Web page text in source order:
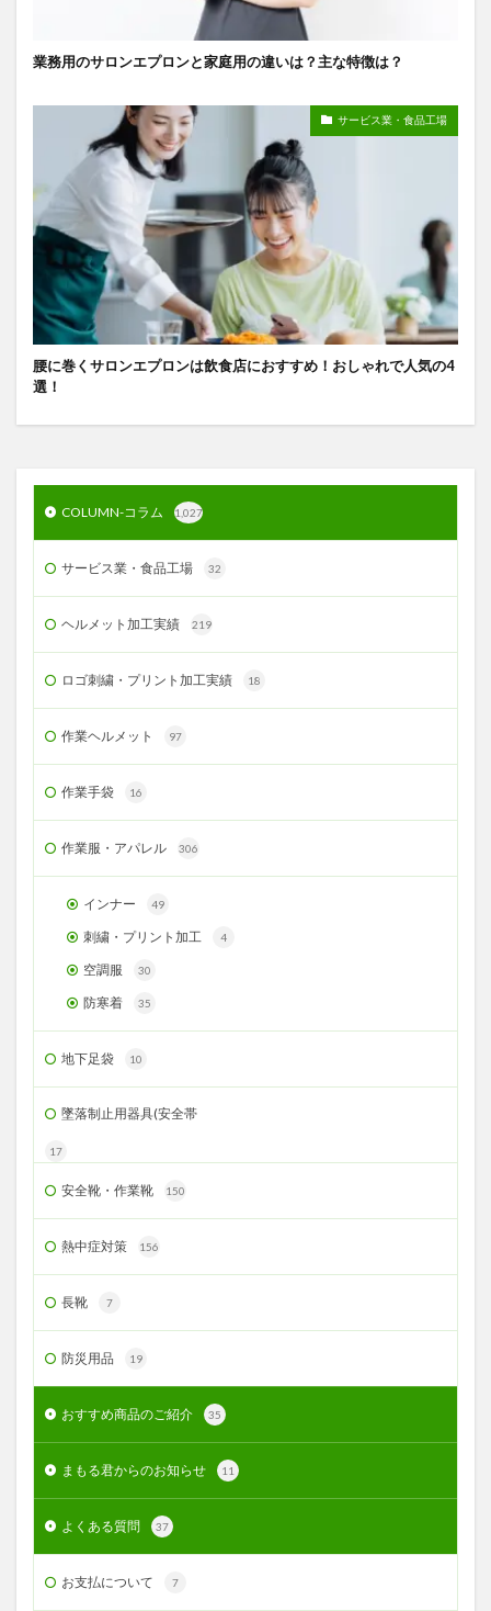
業務用のサロンエプロンと家庭用の違いは？主な特徴は？
サービス業・食品工場
腰に巻くサロンエプロンは飲食店におすすめ！おしゃれで人気の4
選！
COLUMN-コラム 1,027
サービス業・食品工場 32
ヘルメット加工実績 219
ロゴ刺繍・プリント加工実績 18
作業ヘルメット 97
作業手袋 16
作業服・アパレル 306
インナー 49
刺繍・プリント加工 4
空調服 30
防寒着 35
地下足袋 10
墜落制止用器具(安全帯
17
安全靴・作業靴 150
熱中症対策 156
長靴 7
防災用品 19
おすすめ商品のご紹介 35
まもる君からのお知らせ 11
よくある質問 37
お支払について 7